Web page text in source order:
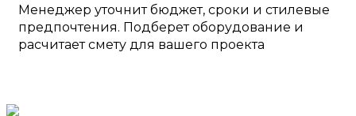
Менеджер уточнит бюджет, сроки и стилевые
предпочтения. Подберет оборудование и
расчитает смету для вашего проекта